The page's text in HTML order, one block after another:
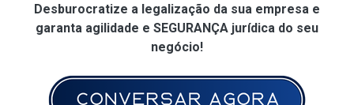
Desburocratize a legalização da sua empresa e
garanta agilidade e SEGURANÇA jurídica do seu
negócio!